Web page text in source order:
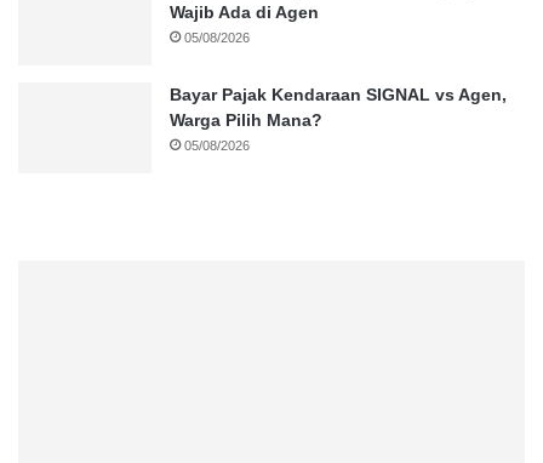
Wajib Ada di Agen
05/08/2026
Bayar Pajak Kendaraan SIGNAL vs Agen,
Warga Pilih Mana?
05/08/2026